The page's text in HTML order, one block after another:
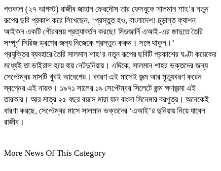
গতকাল (২৭ আগস্ট) রাজীব জাহান ফেরদৌস তার ফেসবুকে সালমান শাহ’র নতুন
রূপের ছবি প্রকাশ করে লিখেছেন, ‘প্রস্তুত হও, বাংলাদেশ! চূড়ান্ত ফ্যাশন
আইকন একটি গৌরবময় প্রত্যাবর্তন করছে! মিডজার্নি এআই-এর জাদুতে তৈরি
সম্পূর্ণ সিরিজ ড্রপের জন্য নিজেকে প্রস্তুত করুন। সঙ্গে থাকুন।’
প্রযুক্তির ব্যবহারে তৈরি সালমান শাহ’র নতুন রূপের ছবিটি প্রকাশের ঘণ্টা কয়েকের
মধ্যেই তা ভাইরাল হয়ে যায় নেটদুনিয়ায়। এদিকে, সালমান শাহর ভক্তদের জন্য
সেপ্টেম্বর মাসটি খুবই আবেগের। কারণ এই মাসেই জন্ম আর মৃত্যুবরণ করেন
স্বপ্নের এই নায়ক। ১৯৭১ সালের ১৯ সেপ্টেম্বর সিলেটে জন্ম ক্ষণজন্মা এই
তারকার। আর মাত্র ২৫ বছর বয়সে মারা যান বাংলা সিনেমার বরপুত্র। অনেকেই
ধারণা করছে, সেপ্টেম্বর মাসে সালমান ভক্তদের ‘এআই’র দুনিয়ায় নিয়ে যাবেন
রাজীব।
More News Of This Category